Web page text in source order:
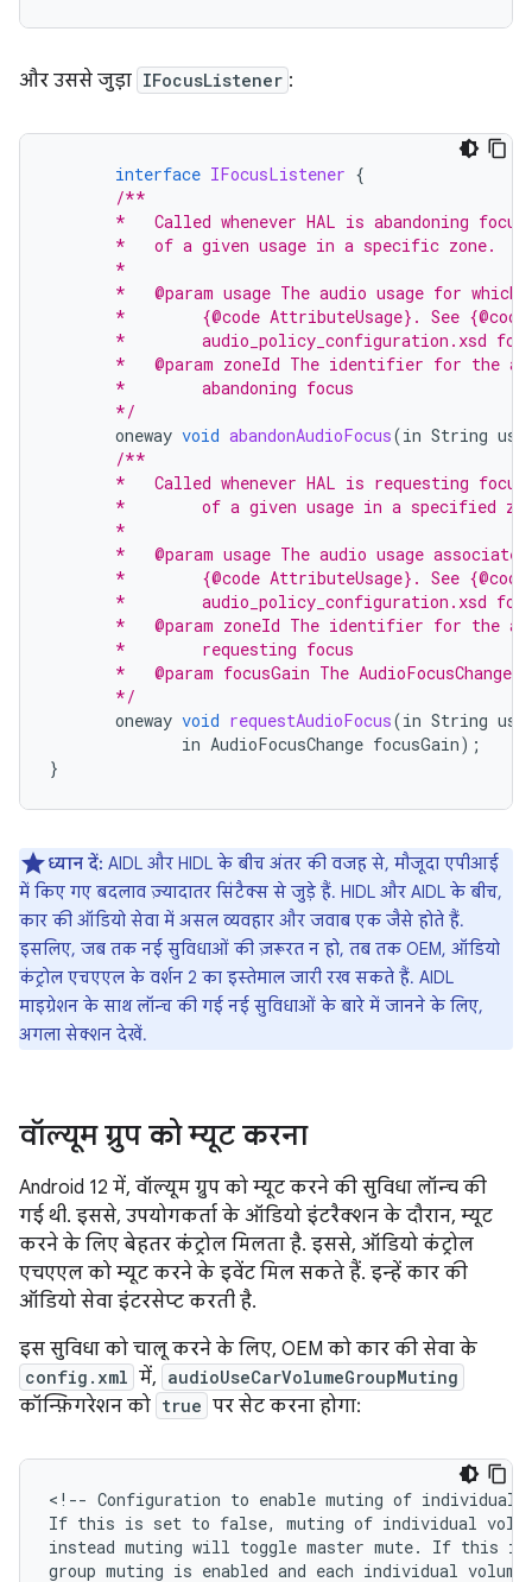
और उससे जुड़ा IFocusListener :
interface IFocusListener {
/**
*   Called whenever HAL is abandoning
       *   of a given usage in a specific zone.
       *
*   @param usage The audio usage for which
*        {@code AttributeUsage}. See
*        audio_policy_configuration.xsd
*   @param zoneId The identifier for the
       *        abandoning focus
       */
oneway void abandonAudioFocus(in String
/**
*   Called whenever HAL is requesting
*        of a given usage in a specified
       *
*   @param usage The audio usage
*        {@code AttributeUsage}. See
*        audio_policy_configuration.xsd
*   @param zoneId The identifier for the
       *        requesting focus
*   @param focusGain The AudioFocusChange
       */
oneway void requestAudioFocus(in String
in AudioFocusChange focusGain);
}
ध्यान दें: AIDL और HIDL के बीच अंतर की वजह से, मौजूदा एपीआई
में किए गए बदलाव ज़्यादातर सिंटैक्स से जुड़े हैं. HIDL और AIDL के बीच,
कार की ऑडियो सेवा में असल व्यवहार और जवाब एक जैसे होते हैं.
इसलिए, जब तक नई सुविधाओं की ज़रूरत न हो, तब तक OEM, ऑडियो
कंट्रोल एचएएल के वर्शन 2 का इस्तेमाल जारी रख सकते हैं. AIDL
माइग्रेशन के साथ लॉन्च की गई नई सुविधाओं के बारे में जानने के लिए,
अगला सेक्शन देखें.
वॉल्यूम ग्रुप को म्यूट करना
Android 12 में, वॉल्यूम ग्रुप को म्यूट करने की सुविधा लॉन्च की
गई थी. इससे, उपयोगकर्ता के ऑडियो इंटरैक्शन के दौरान, म्यूट
करने के लिए बेहतर कंट्रोल मिलता है. इससे, ऑडियो कंट्रोल
एचएएल को म्यूट करने के इवेंट मिल सकते हैं. इन्हें कार की
ऑडियो सेवा इंटरसेप्ट करती है.
इस सुविधा को चालू करने के लिए, OEM को कार की सेवा के
config.xml में, audioUseCarVolumeGroupMuting
कॉन्फ़िगरेशन को true पर सेट करना होगा:
<!-- Configuration to enable muting of individual
If this is set to false, muting of individual
instead muting will toggle master mute. If this
group muting is enabled and each individual